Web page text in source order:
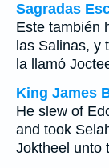
Sagradas
Este también
las Salinas, y
la llamó
King James
He slew of
and took
Joktheel unto